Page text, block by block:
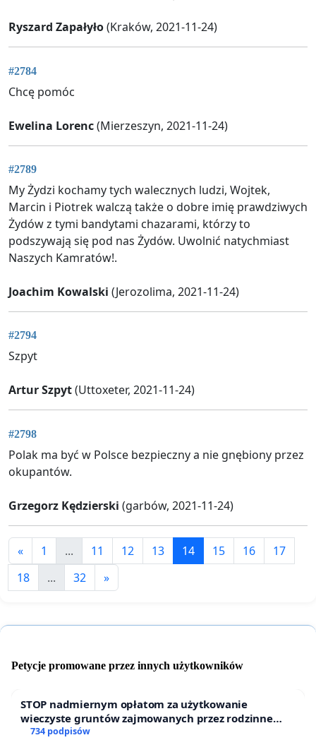
Ryszard Zapałyło(Kraków, 2021-11-24)
#2784
Chcę pomóc
Ewelina Lorenc(Mierzeszyn, 2021-11-24)
#2789
My Żydzi kochamy tych walecznych ludzi, Wojtek,
Marcin i Piotrek walczą także o dobre imię prawdziwych
Żydów z tymi bandytami chazarami, którzy to
podszywają się pod nas Żydów. Uwolnić natychmiast
Naszych Kamratów!.
Joachim Kowalski (Jerozolima, 2021-11-24)
#2794
Szpyt
Artur Szpyt(Uttoxeter, 2021-11-24)
#2798
Polak ma być w Polsce bezpieczny a nie gnębiony przez
okupantów.
Grzegorz Kędzierski (garbów, 2021-11-24)
« 1 ... 11 12 13 14 15 16
17
18
... 32 »
Petycje promowane przez innych użytkowników
STOP nadmiernym opłatom za użytkowanie
wieczyste gruntów zajmowanych przez rodzinne
ogrody działkowe.
734 podpisów